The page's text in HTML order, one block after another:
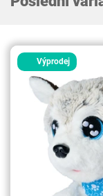
Výprodej